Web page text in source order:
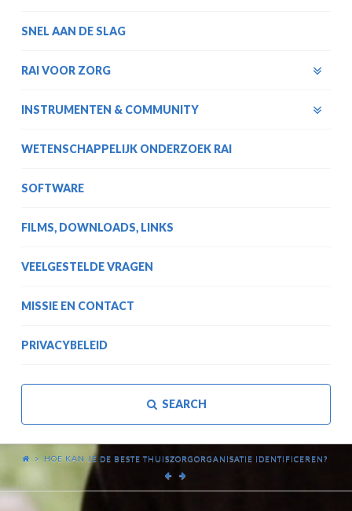
SNEL AAN DE SLAG
RAI VOOR ZORG
INSTRUMENTEN & COMMUNITY
WETENSCHAPPELIJK ONDERZOEK RAI
SOFTWARE
FILMS, DOWNLOADS, LINKS
VEELGESTELDE VRAGEN
MISSIE EN CONTACT
PRIVACYBELEID
SEARCH
HOE KAN JE DE BESTE THUISZORGORGANISATIE IDENTIFICEREN?